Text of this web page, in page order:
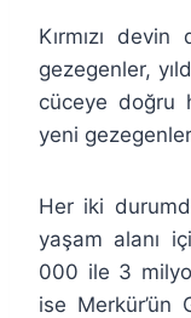
Kırmızı
gezegenler,
cüceye doğru
yeni
Her iki
yaşam alanı
000 ile 3
ise Merkür’ün